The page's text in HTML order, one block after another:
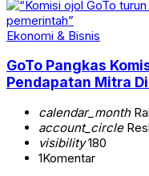
Ekonomi & Bisnis
GoTo Pangkas
Pendapatan Mitra
calendar_month
account_circle
visibility180
1Komentar